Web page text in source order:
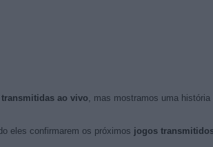
ao vivo, mas mostramos uma história
eles confirmarem os próximos jogos